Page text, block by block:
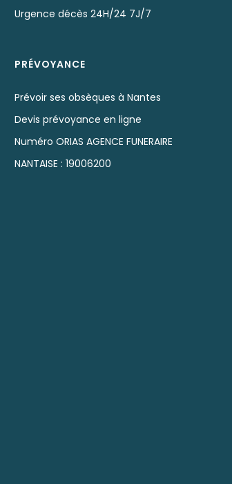
Urgence décès 24H/24 7J/7
PRÉVOYANCE
Prévoir ses obsèques à Nantes
Devis prévoyance en ligne
Numéro ORIAS AGENCE FUNERAIRE
NANTAISE : 19006200